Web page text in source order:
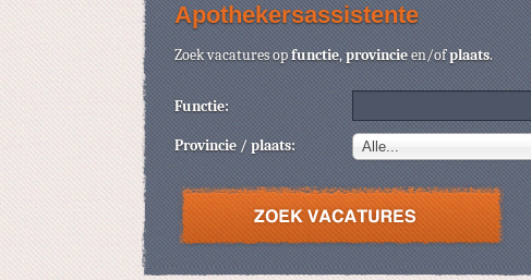
Apothekersassistente
Zoek vacatures opfunctie,provincieen/ofplaats.
Functie:
Provincie / plaats: Alle...